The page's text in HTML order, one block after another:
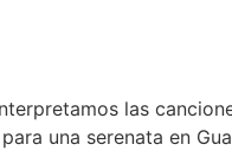
las
una serenata en